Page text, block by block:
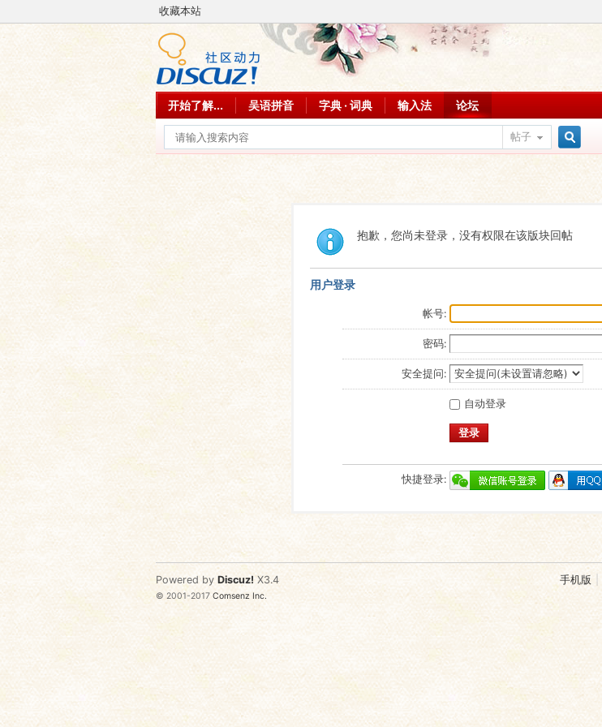
收藏本站
开始了解... 吴语拼音 字典 · 词典 输入法 论坛
帖子
索
抱歉，您尚未登录，没有权限在该版块回帖
用户登录
帐号:
密码:
安全提问:
自动登录
登录
快捷登录:
手机版
Powered by Discuz! X3.4
© 2001-2017Comsenz Inc.